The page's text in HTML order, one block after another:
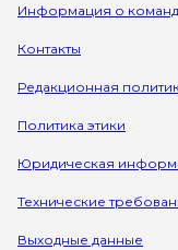
Информация о
Контакты
Редакционная
Политика этики
Юридическая
Технические
Выходные данные